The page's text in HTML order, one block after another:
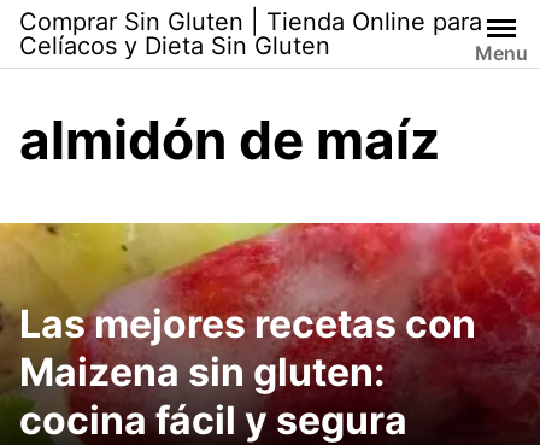
Skip
content
Comprar Sin Gluten | Tienda Online para
Celíacos y Dieta Sin Gluten
Menu
almidón de maíz
Las mejores recetas con
Maizena sin gluten:
cocina fácil y segura